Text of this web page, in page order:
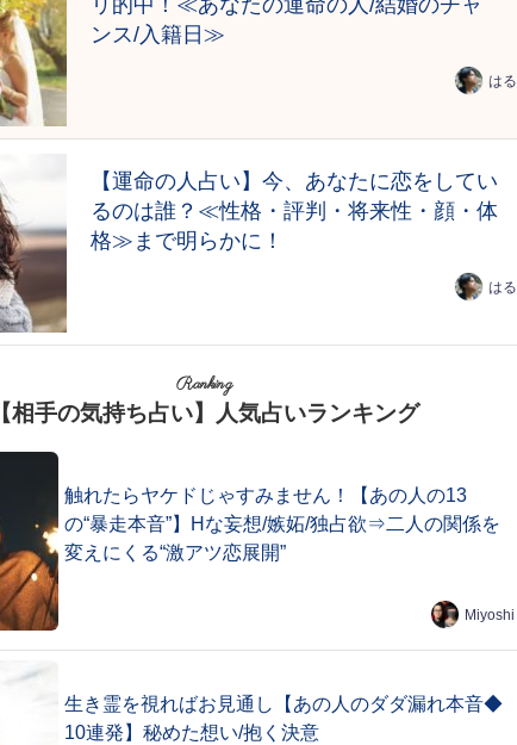
ンス/入籍日≫
はる
【運命の人占い】今、あなたに恋をしてい
るのは誰？≪性格・評判・将来性・顔・体
格≫まで明らかに！
はる
Ranking
【相手の気持ち占い】人気占いランキング
触れたらヤケドじゃすみません！【あの人の13
の“暴走本音”】Hな妄想/嫉妬/独占欲⇒二人の関係を
変えにくる“激アツ恋展開”
Miyoshi
生き霊を視ればお見通し【あの人のダダ漏れ本音◆
10連発】秘めた想い/抱く決意